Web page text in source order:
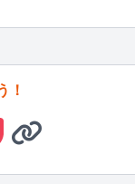
！